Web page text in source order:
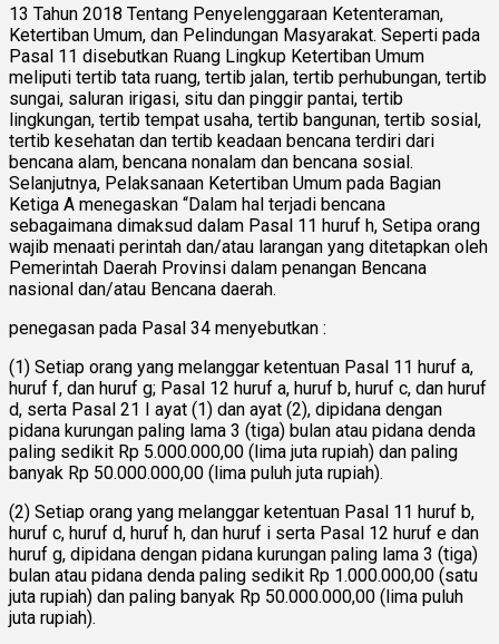
13 Tahun 2018 Tentang Penyelenggaraan Ketenteraman,
Ketertiban Umum, dan Pelindungan Masyarakat. Seperti pada
Pasal 11 disebutkan Ruang Lingkup Ketertiban Umum
meliputi tertib tata ruang, tertib jalan, tertib perhubungan, tertib
sungai, saluran irigasi, situ dan pinggir pantai, tertib
lingkungan, tertib tempat usaha, tertib bangunan, tertib sosial,
tertib kesehatan dan tertib keadaan bencana terdiri dari
bencana alam, bencana nonalam dan bencana sosial.
Selanjutnya, Pelaksanaan Ketertiban Umum pada Bagian
Ketiga A menegaskan “Dalam hal terjadi bencana
sebagaimana dimaksud dalam Pasal 11 huruf h, Setipa orang
wajib menaati perintah dan/atau larangan yang ditetapkan oleh
Pemerintah Daerah Provinsi dalam penangan Bencana
nasional dan/atau Bencana daerah.
penegasan pada Pasal 34 menyebutkan :
(1) Setiap orang yang melanggar ketentuan Pasal 11 huruf a,
huruf f, dan huruf g; Pasal 12 huruf a, huruf b, huruf c, dan huruf
d, serta Pasal 21 I ayat (1) dan ayat (2), dipidana dengan
pidana kurungan paling lama 3 (tiga) bulan atau pidana denda
paling sedikit Rp 5.000.000,00 (lima juta rupiah) dan paling
banyak Rp 50.000.000,00 (lima puluh juta rupiah).
(2) Setiap orang yang melanggar ketentuan Pasal 11 huruf b,
huruf c, huruf d, huruf h, dan huruf i serta Pasal 12 huruf e dan
huruf g, dipidana dengan pidana kurungan paling lama 3 (tiga)
bulan atau pidana denda paling sedikit Rp 1.000.000,00 (satu
juta rupiah) dan paling banyak Rp 50.000.000,00 (lima puluh
juta rupiah).